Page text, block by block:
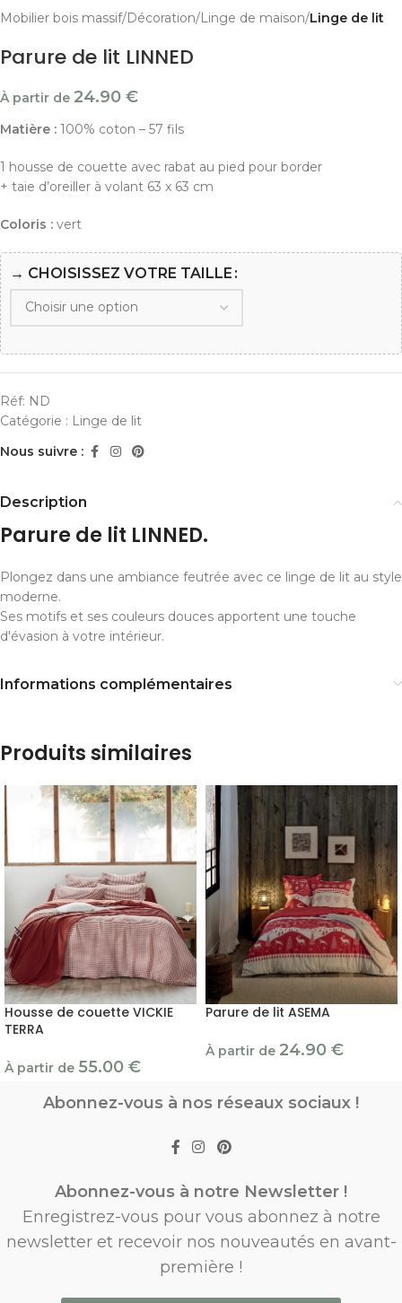
Mobilier bois massif Décoration Linge de maison Linge de lit
Parure de lit LINNED
À partir de 24.90 €
Matière : 100% coton – 57 fils
1 housse de couette avec rabat au pied pour border
+ taie d’oreiller à volant 63 x 63 cm
Coloris : vert
→ CHOISISSEZ VOTRE TAILLE
Réf: ND
Catégorie : Linge de lit
Nous suivre :
Description
Parure de lit LINNED.
Plongez dans une ambiance feutrée avec ce linge de lit au style
moderne.
Ses motifs et ses couleurs douces apportent une touche
d'évasion à votre intérieur.
Informations complémentaires
Produits similaires
Housse de couette VICKIE
TERRA
À partir de 55.00 €
Parure de lit ASEMA
À partir de 24.90 €
Abonnez-vous à nos réseaux sociaux !
Abonnez-vous à notre Newsletter !
Enregistrez-vous pour vous abonnez à notre
newsletter et recevoir nos nouveautés en avant-
première !